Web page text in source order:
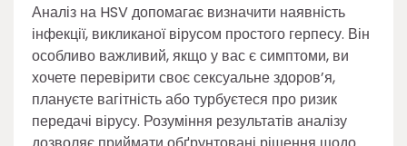
Аналіз на HSV допомагає визначити наявність
інфекції, викликаної вірусом простого герпесу. Він
особливо важливий, якщо у вас є симптоми, ви
хочете перевірити своє сексуальне здоров’я,
плануєте вагітність або турбуєтеся про ризик
передачі вірусу. Розуміння результатів аналізу